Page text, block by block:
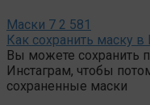
Маски 7 2 581
Как сохранить маску в
Вы можете сохранить
Инстаграм, чтобы
сохраненные маски